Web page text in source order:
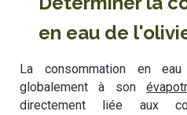
en eau de
La consommation en
globalement à son
directement liée aux